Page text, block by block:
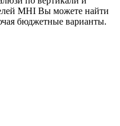
MHI Вы можете найти
бюджетные варианты.